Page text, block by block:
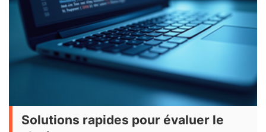
Solutions rapides pour évaluer le